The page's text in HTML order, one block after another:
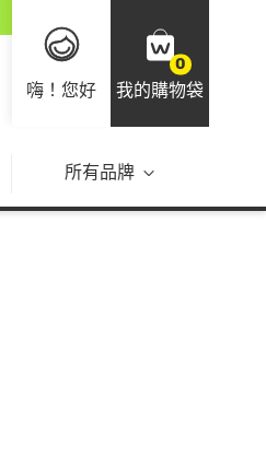
嗨！您好
0
我的購物袋
所有品牌